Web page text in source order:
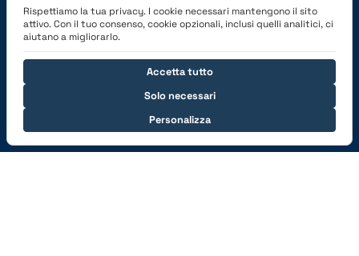
Scarica l'applicazione
Connettiti con noi
Rispettiamo la tua privacy. I cookie necessari mantengono il sito
attivo. Con il tuo consenso, cookie opzionali, inclusi quelli analitici, ci
aiutano a migliorarlo.
Solo necessari
Personalizza
Accetta tutto